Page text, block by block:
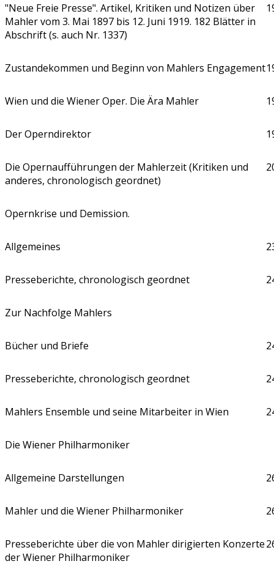
"Neue Freie Presse". Artikel, Kritiken und Notizen über
Mahler vom 3. Mai 1897 bis 12. Juni 1919. 182 Blätter in
Abschrift (s. auch Nr. 1337)
Zustandekommen und Beginn von Mahlers Engagement
Wien und die Wiener Oper. Die Ära Mahler
Der Operndirektor
Die Opernaufführungen der Mahlerzeit (Kritiken und
anderes, chronologisch geordnet)
Opernkrise und Demission.
Allgemeines
Presseberichte, chronologisch geordnet
Zur Nachfolge Mahlers
Bücher und Briefe
Presseberichte, chronologisch geordnet
Mahlers Ensemble und seine Mitarbeiter in Wien
Die Wiener Philharmoniker
Allgemeine Darstellungen
Mahler und die Wiener Philharmoniker
Presseberichte über die von Mahler dirigierten Konzerte
der Wiener Philharmoniker